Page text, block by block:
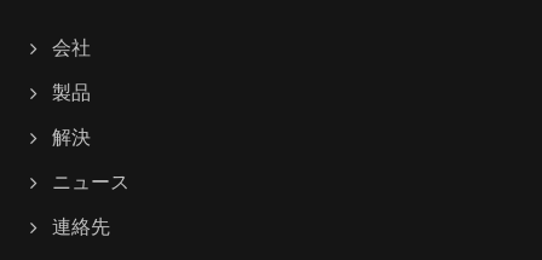
会社
製品
解決
ニュース
連絡先